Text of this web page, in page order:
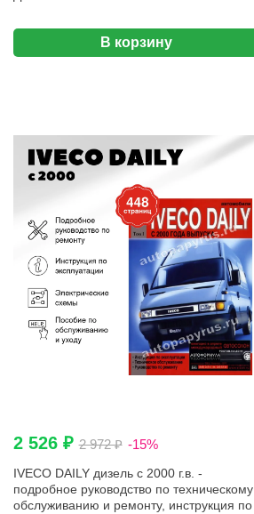
В корзину
2 526 ₽2 972 ₽ -15%
IVECO DAILY дизель с 2000 г.в. -
подробное руководство по техническому
обслуживанию и ремонту, инструкция по